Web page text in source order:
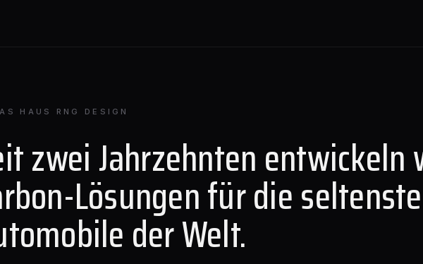
HAUS RNG DESIGN
zwei Jahrzehnten entwickeln
Lösungen für die
der Welt.